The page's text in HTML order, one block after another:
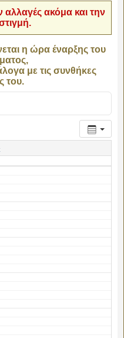
ακόμα και την
η ώρα έναρξης του
με τις συνθήκες
του.